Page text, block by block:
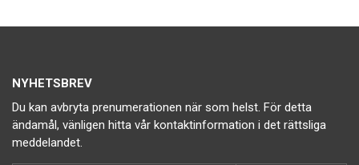
NYHETSBREV
Du kan avbryta prenumerationen när som helst. För detta
ändamål, vänligen hitta vår kontaktinformation i det rättsliga
meddelandet.